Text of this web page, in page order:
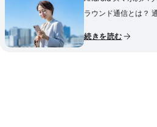
ラウンド通信とは？
続きを読む